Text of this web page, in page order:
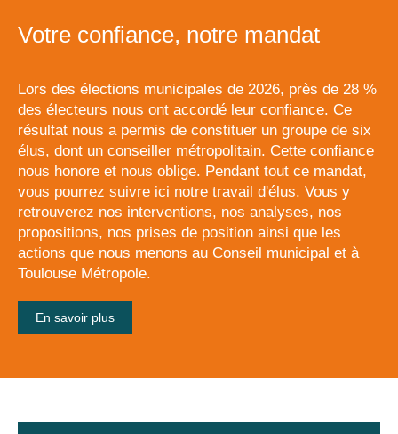
Votre confiance, notre mandat
Lors des élections municipales de 2026, près de 28 %
des électeurs nous ont accordé leur confiance. Ce
résultat nous a permis de constituer un groupe de six
élus, dont un conseiller métropolitain. Cette confiance
nous honore et nous oblige. Pendant tout ce mandat,
vous pourrez suivre ici notre travail d'élus. Vous y
retrouverez nos interventions, nos analyses, nos
propositions, nos prises de position ainsi que les
actions que nous menons au Conseil municipal et à
Toulouse Métropole.
En savoir plus